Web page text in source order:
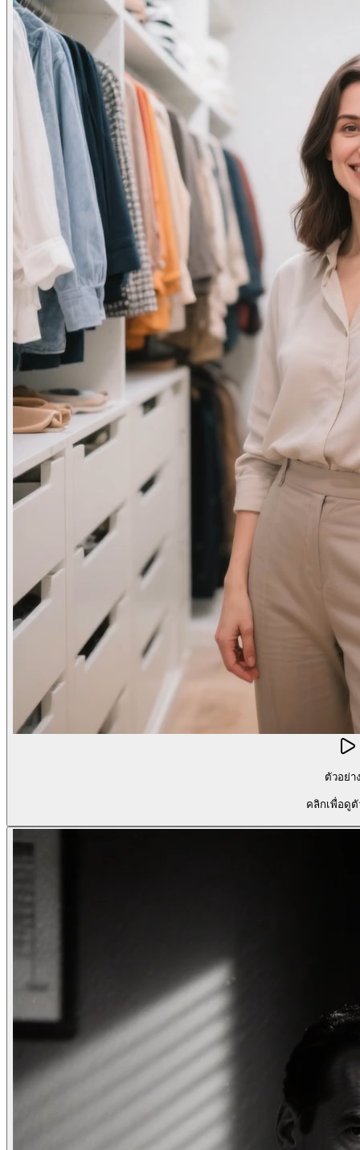
ตัวอย่า
คลิกเพื่อดูตั